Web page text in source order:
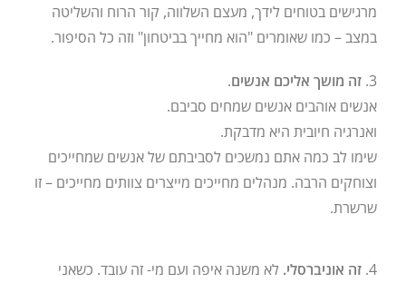
מרגישים בטוחים לידך, מעצם השלווה, קור הרוח והשליטה
במצב – כמו שאומרים "הוא מחייך בביטחון" וזה כל הסיפור.
3. זה מושך אליכם אנשים.
אנשים אוהבים אנשים שמחים סביבם.
ואנרגיה חיובית היא מדבקת.
שימו לב כמה אתם נמשכים לסביבתם של אנשים שמחייכים
וצוחקים הרבה. מנהלים מחייכים מייצרים צוותים מחייכים – זו
שרשרת.
4. זה אוניברסלי. לא משנה איפה ועם מי- זה עובד. כשאני